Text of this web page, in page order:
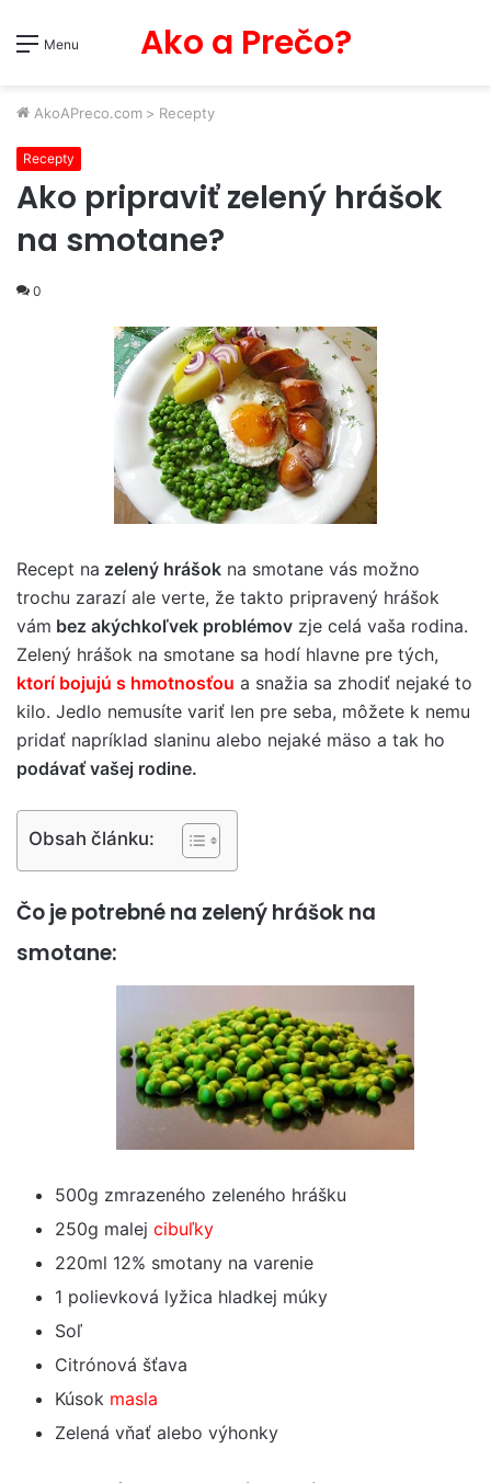
Menu Ako a Prečo?
AkoAPreco.com > Recepty
Recepty
Ako pripraviť zelený hrášok
na smotane?
0
Recept na zelený hrášok na smotane vás možno
trochu zarazí ale verte, že takto pripravený hrášok
vám bez akýchkoľvek problémov zje celá vaša rodina.
Zelený hrášok na smotane sa hodí hlavne pre tých,
ktorí bojujú s hmotnosťou a snažia sa zhodiť nejaké to
kilo. Jedlo nemusíte variť len pre seba, môžete k nemu
pridať napríklad slaninu alebo nejaké mäso a tak ho
podávať vašej rodine.
Obsah článku:
Čo je potrebné na zelený hrášok na
smotane:
500g zmrazeného zeleného hrášku
250g malej cibuľky
220ml 12% smotany na varenie
1 polievková lyžica hladkej múky
Soľ
Citrónová šťava
Kúsok masla
Zelená vňať alebo výhonky